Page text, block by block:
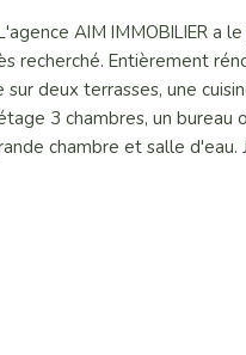
AIM IMMOBILIER a
recherché. Entièrement
deux terrasses, une
3 chambres, un bureau
chambre et salle d'eau.